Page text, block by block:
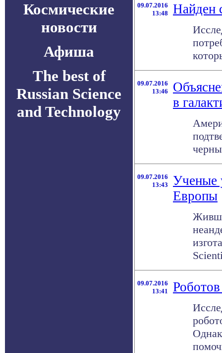
Космические
новости
Афиша
The best of
Russian Science
and Technology
09.07.2016
13:48
Найден
09.07.2016
13:46
в
09.07.2016
13:43
Ученые
Европы
09.07.2016
13:41